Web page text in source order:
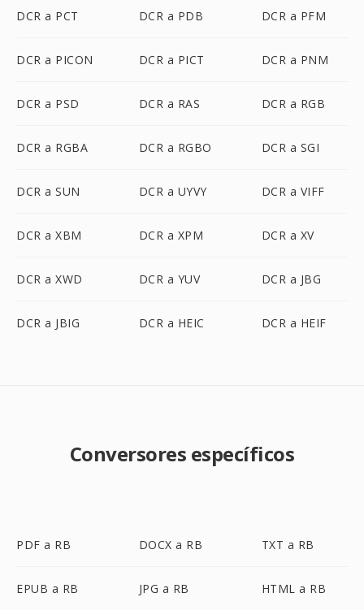
DCR a PCT DCR a PDB DCR a PFM
DCR a PICON DCR a PICT DCR a PNM
DCR a PSD DCR a RAS DCR a RGB
DCR a RGBA DCR a RGBO DCR a SGI
DCR a SUN DCR a UYVY DCR a VIFF
DCR a XBM DCR a XPM DCR a XV
DCR a XWD DCR a YUV DCR a JBG
DCR a JBIG DCR a HEIC DCR a HEIF
Conversores específicos
PDF a RB DOCX a RB TXT a RB
EPUB a RB JPG a RB HTML a RB